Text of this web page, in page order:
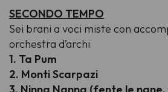
SECONDO TEMPO
Sei brani a voci miste con
orchestra d’archi
1. Ta Pum
2. Monti Scarpazi
3. Ninna Nanna (fente le